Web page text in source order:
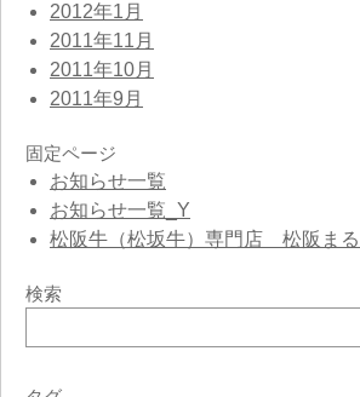
2012年1月
2011年11月
2011年10月
2011年9月
固定ページ
お知らせ一覧
お知らせ一覧_Y
松阪牛（松坂牛）専門店 松阪ま
検索
索